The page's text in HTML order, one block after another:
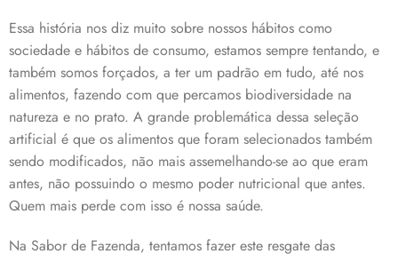
Essa história nos diz muito sobre nossos hábitos como
sociedade e hábitos de consumo, estamos sempre tentando, e
também somos forçados, a ter um padrão em tudo, até nos
alimentos, fazendo com que percamos biodiversidade na
natureza e no prato. A grande problemática dessa seleção
artificial é que os alimentos que foram selecionados também
sendo modificados, não mais assemelhando-se ao que eram
antes, não possuindo o mesmo poder nutricional que antes.
Quem mais perde com isso é nossa saúde.
Na Sabor de Fazenda, tentamos fazer este resgate das